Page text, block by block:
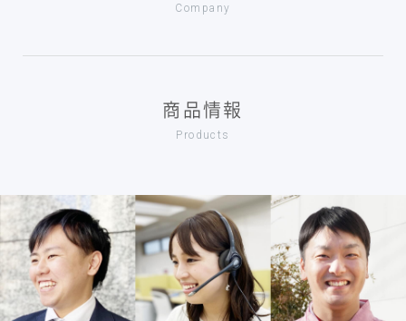
Company
商品情報
Products